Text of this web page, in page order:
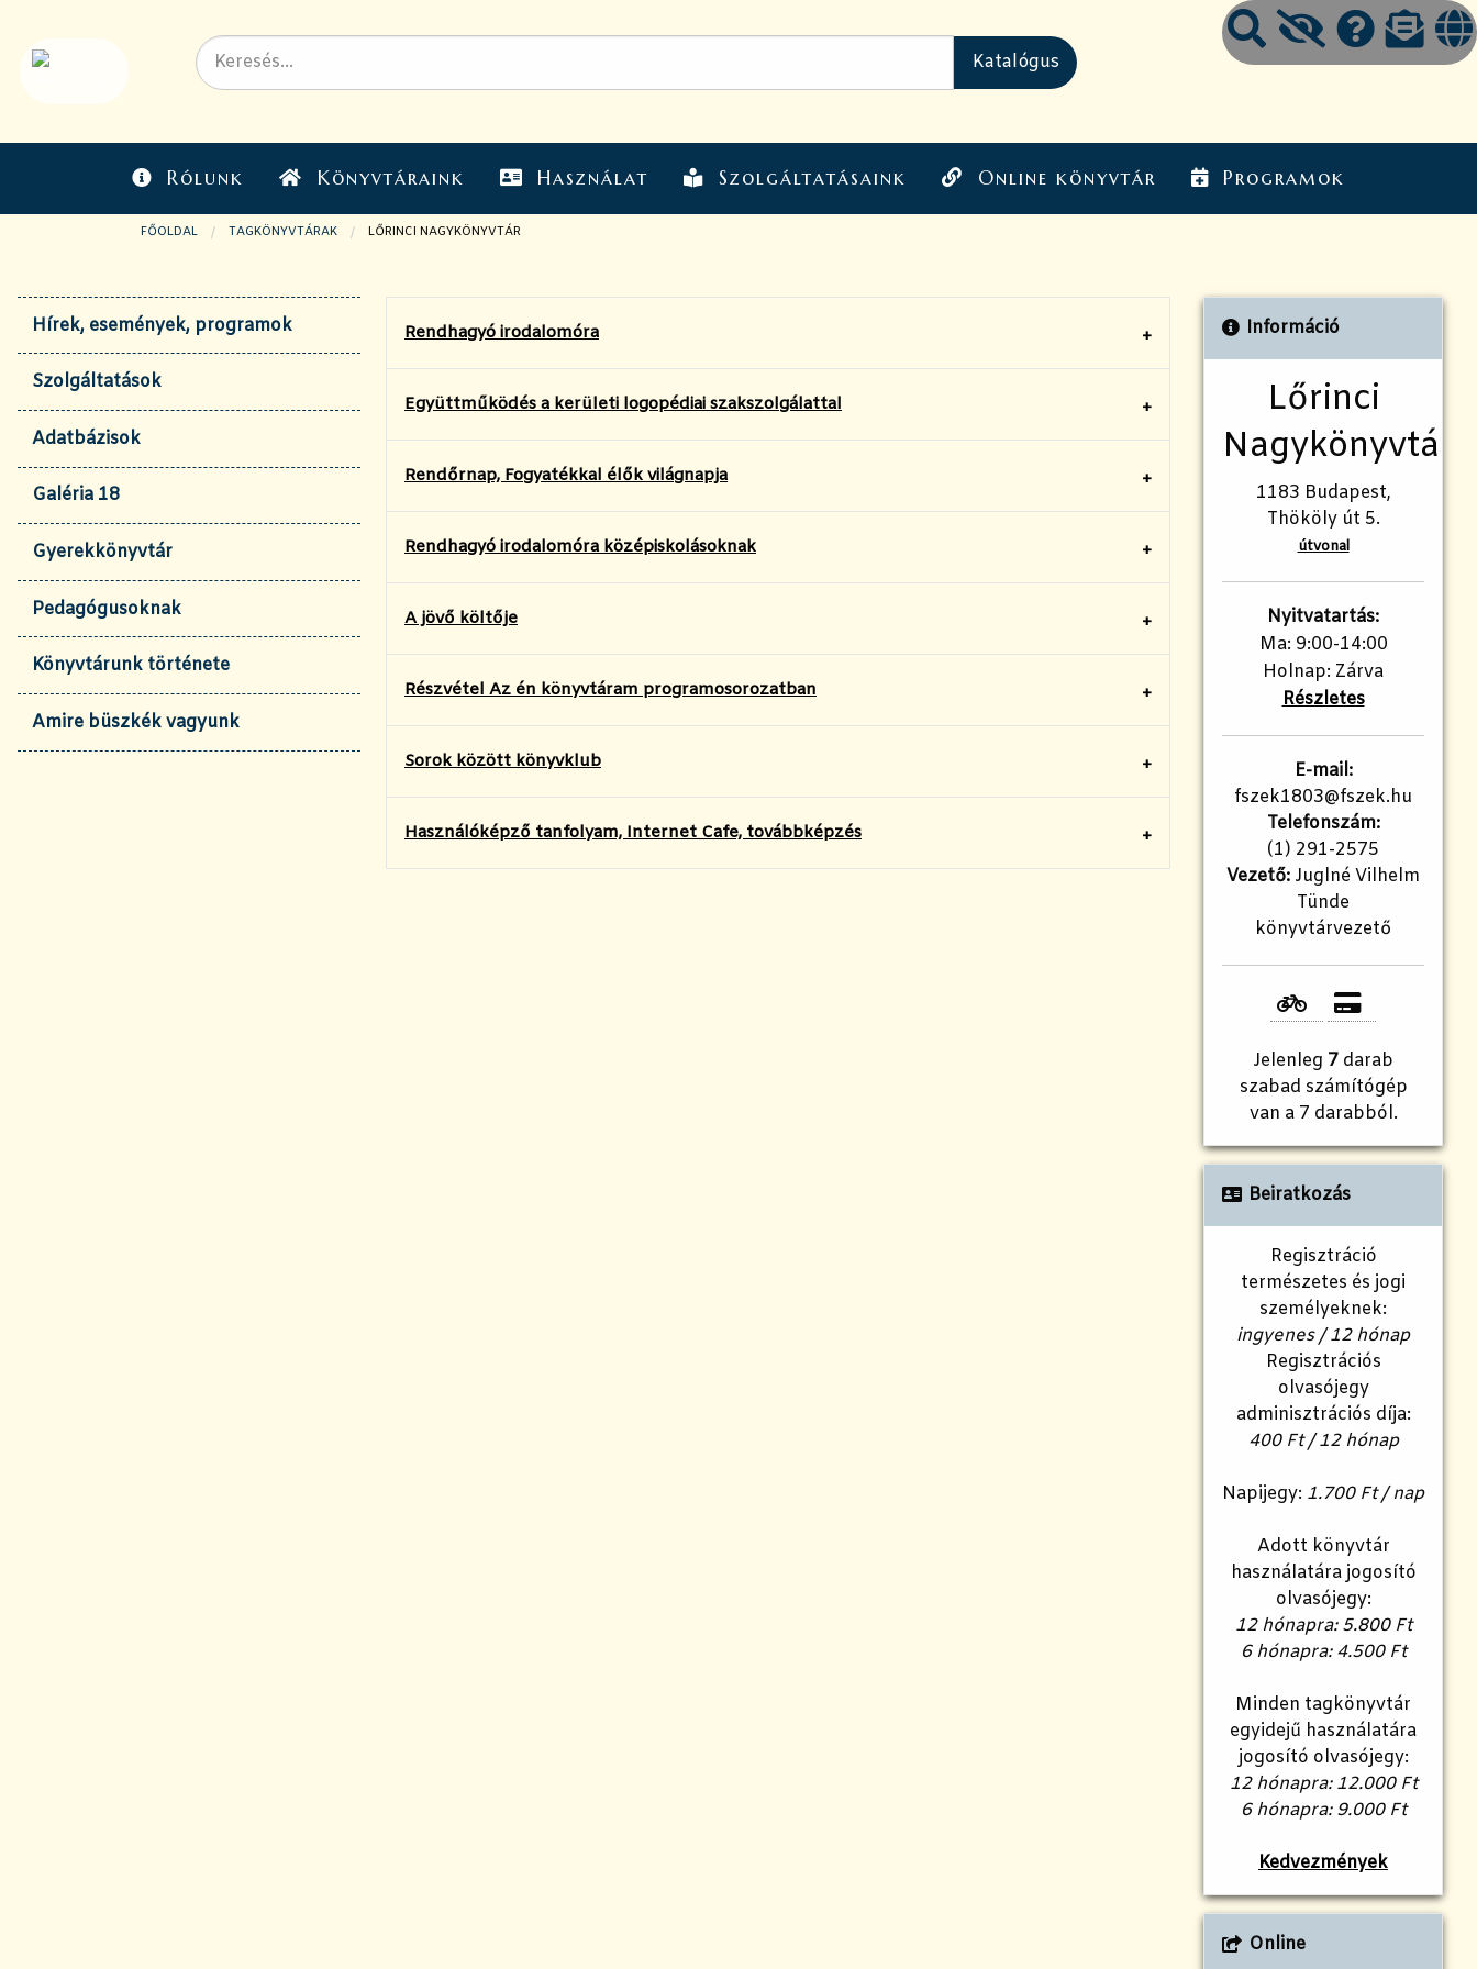
Rólunk Könyvtáraink Használat Szolgáltatásaink Online könyvtár Programok
FŐOLDAL TAGKÖNYVTÁRAK JELENLEGI OLDAL:
LŐRINCI NAGYKÖNYVTÁR
Hírek, események, programok
Szolgáltatások
Adatbázisok
Galéria 18
Gyerekkönyvtár
Pedagógusoknak
Könyvtárunk története
Amire büszkék vagyunk
Rendhagyó irodalomóra
Együttműködés a kerületi logopédiai szakszolgálattal
Rendőrnap, Fogyatékkal élők világnapja
Rendhagyó irodalomóra középiskolásoknak
A jövő költője
Részvétel Az én könyvtáram programosorozatban
Sorok között könyvklub
Használóképző tanfolyam, Internet Cafe, továbbképzés
Információ
Lőrinci
Nagykönyvtár
1183 Budapest,
Thököly út 5.
útvonal
Nyitvatartás:
Ma: 9:00-14:00
Holnap: Zárva
Részletes
E-mail:
fszek1803@fszek.hu​
Telefonszám:
(1) 291-2575
Vezető: Juglné Vilhelm
Tünde
könyvtárvezető
Jelenleg 7 darab
szabad számítógép
van a 7 darabból.
Beiratkozás
Regisztráció
természetes és jogi
személyeknek:
ingyenes / 12 hónap
Regisztrációs
olvasójegy
adminisztrációs díja:
400 Ft / 12 hónap
Napijegy: 1.700 Ft / nap
Adott könyvtár
használatára jogosító
olvasójegy:
12 hónapra: 5.800 Ft
6 hónapra: 4.500 Ft
Minden tagkönyvtár
egyidejű használatára
jogosító olvasójegy:
12 hónapra: 12.000 Ft
6 hónapra: 9.000 Ft
Kedvezmények
Online